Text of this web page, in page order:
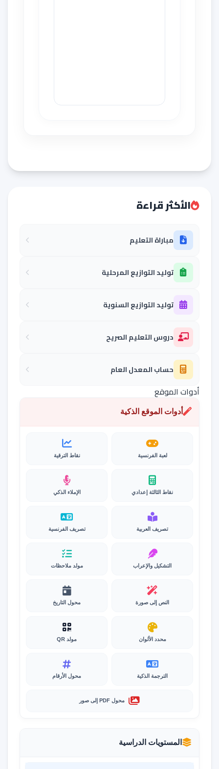
الأكثر قراءة
مباراة التعليم
توليد التوازيع المرحلية
توليد التوازيع السنوية
دروس التعليم الصريح
حساب المعدل العام
أدوات الموقع
أدوات الموقع الذكية
لعبة الفرنسية نقاط الترقية
نقاط الثالثة إعدادي الإملاء الذكي
تصريف العربية تصريف الفرنسية
التشكيل والإعراب مولد ملاحظات
النص إلى صورة محول التاريخ
محدد الألوان مولد QR
الترجمة الذكية محول الأرقام
محول PDF إلى صور
المستويات الدراسية